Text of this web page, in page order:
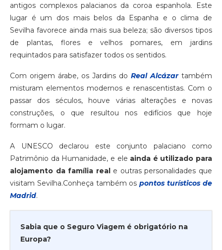
antigos complexos palacianos da coroa espanhola. Este
lugar é um dos mais belos da Espanha e o clima de
Sevilha favorece ainda mais sua beleza; são diversos tipos
de plantas, flores e velhos pomares, em jardins
requintados para satisfazer todos os sentidos.
Com origem árabe, os Jardins do Real Alcázartambém
misturam elementos modernos e renascentistas. Com o
passar dos séculos, houve várias alterações e novas
construções, o que resultou nos edifícios que hoje
formam o lugar.
A UNESCO declarou este conjunto palaciano como
Patrimônio da Humanidade, e ele ainda é utilizado para
alojamento da família reale outras personalidades que
visitam Sevilha.Conheça também ospontos turísticos de
Madrid.
Sabia que o Seguro Viagem é obrigatório na
Europa?